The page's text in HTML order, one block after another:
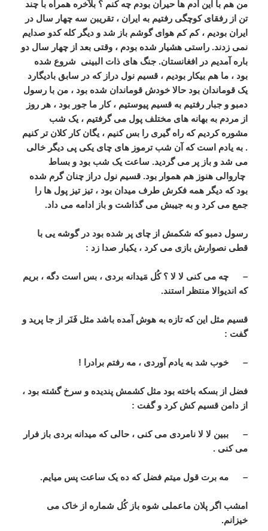
من هم با این آدم ها حیران بودم چه کنم ؟ بلآخره همراه با چند
تن از رفقای کوچگی رفتیم به ایران ، تقریبن سه چهار سال در
ایران بودیم ، کم کم هوای گوشم باز شد و دیگر کله کدو صدایم
نمی زدند. راستی هشیار شده بودم ، وقتی بعد از چهار سال دو
باره آمدیم در افغانستان. جنگ های ذات البینی شروع شده
بود ، ما هم بیکار بودیم ، قسیم نول دراز که در سابق بادیگارد
یک قوماندان بود حالا خودش قوماندان شده بود ، من با رسول
دمبو و جبار رفتیم به قسیم پیوستیم ، کار ما جور بود ، هر روز
از مردم به بهانه های مختلف پول می گرفتیم ، یک شب
مشوره کردیم که راه گیری را بس کنیم ، یگان کار کلان تر کنیم
. به یادم است که آن شب ترموز های چای یکی پی دیگر خالی
می شد و باز پر می گردید. ساعت یک شب بود و بساط
چاروالی هنوز هم هموار بود. قسیم نول دراز چنان گرم شده
بود که دیگر همه فکرش طرف میدان بود ، تیز تیز پول ها را
جمع می کرد و به جیبش می گذاشت و باز ادامه می داد.
رسول دمبو که شکمش از چای پر شده بود در گوشه یی با
قطی نصوارش بازی می کرد ، یکبار صدا زد :
– چه می کنی لا لا ؟ کُل مَیدانه بردی ، بس است دگه ، بریم
که اندیوالا منتظر استند.
قسیم مثل این که تازه به هوش آمده باشد مثل فَنَر از جا پرید و
گفت :
– خوب شد به یادم آوردی ، مه رفتم برادرا !
فضل از بسکه باخته بود مثل کشمش پندیده و سرخ گشته بود ،
از دامن قسیم کش کرد و گفت :
– ببین لا لا نامردی می کنی ، حالی که میدانه بردی باز فرار
می کنی .
– مه برت قول میتم فضل که ده یک ساعت پس میایم.
امشب اگر پلان ماعملی شوه باز کُل شماره از خاک می
خیزانم.